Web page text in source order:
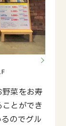
菜をお寿
とができ
のでグル